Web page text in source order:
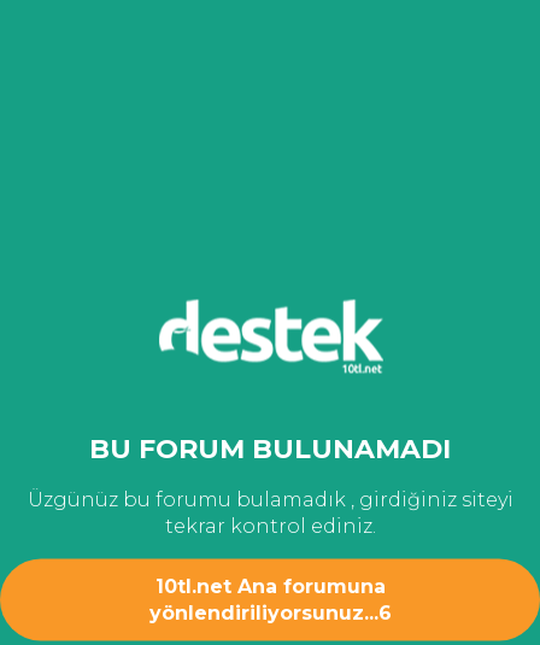
BU FORUM BULUNAMADI
Üzgünüz bu forumu bulamadık , girdiğiniz siteyi
tekrar kontrol ediniz.
10tl.net Ana forumuna
yönlendiriliyorsunuz...6